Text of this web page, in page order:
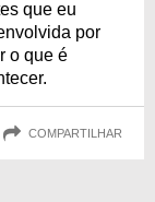
que eu
por
o que é
COMPARTILHAR